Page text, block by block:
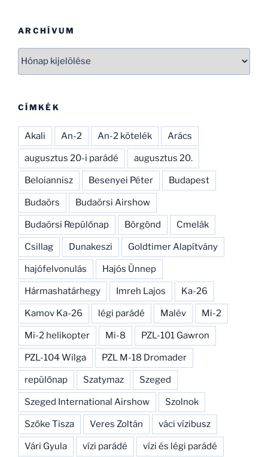
ARCHÍVUM
CÍMKÉK
Akali An-2 An-2 kötelék Arács
augusztus 20-i parádé augusztus 20.
Beloiannisz Besenyei Péter Budapest
Budaörs Budaörsi Airshow
Budaörsi Repülőnap Börgönd Cmelák
Csillag Dunakeszi Goldtimer Alapítvány
hajófelvonulás Hajós Ünnep
Hármashatárhegy Imreh Lajos Ka-26
Kamov Ka-26 légi parádé Malév Mi-2
Mi-2 helikopter Mi-8 PZL-101 Gawron
PZL-104 Wilga PZL M-18 Dromader
repülőnap Szatymaz Szeged
Szeged International Airshow Szolnok
Szőke Tisza Veres Zoltán váci vízibusz
Vári Gyula vízi parádé vízi és légi parádé